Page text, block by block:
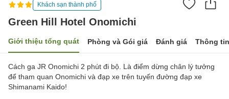
Khách sạn thành phố
Green Hill Hotel Onomichi
Giới thiệu tổng quát Phòng và Gói giá Đánh giá Thông
Cách ga JR Onomichi 2 phút đi bộ. Là điểm dừng chân lý tưởng
để tham quan Onomichi và đạp xe trên tuyến đường đạp xe
Shimanami Kaido!